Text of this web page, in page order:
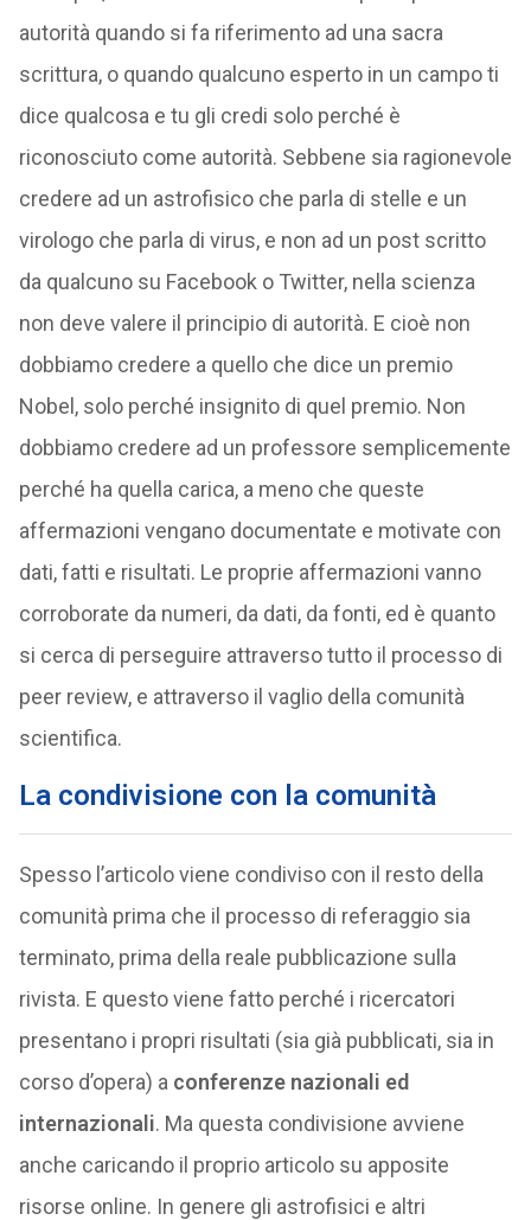
autorità quando si fa riferimento ad una sacra
scrittura, o quando qualcuno esperto in un campo ti
dice qualcosa e tu gli credi solo perché è
riconosciuto come autorità. Sebbene sia ragionevole
credere ad un astrofisico che parla di stelle e un
virologo che parla di virus, e non ad un post scritto
da qualcuno su Facebook o Twitter, nella scienza
non deve valere il principio di autorità. E cioè non
dobbiamo credere a quello che dice un premio
Nobel, solo perché insignito di quel premio. Non
dobbiamo credere ad un professore semplicemente
perché ha quella carica, a meno che queste
affermazioni vengano documentate e motivate con
dati, fatti e risultati. Le proprie affermazioni vanno
corroborate da numeri, da dati, da fonti, ed è quanto
si cerca di perseguire attraverso tutto il processo di
peer review, e attraverso il vaglio della comunità
scientifica.
La condivisione con la comunità
Spesso l’articolo viene condiviso con il resto della
comunità prima che il processo di referaggio sia
terminato, prima della reale pubblicazione sulla
rivista. E questo viene fatto perché i ricercatori
presentano i propri risultati (sia già pubblicati, sia in
corso d’opera) a conferenze nazionali ed
internazionali. Ma questa condivisione avviene
anche caricando il proprio articolo su apposite
risorse online. In genere gli astrofisici e altri